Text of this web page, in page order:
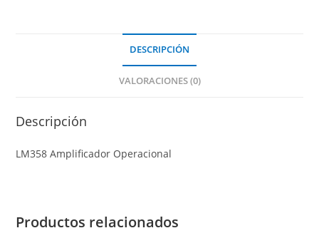
DESCRIPCIÓN
VALORACIONES (0)
Descripción
LM358 Amplificador Operacional
Productos relacionados